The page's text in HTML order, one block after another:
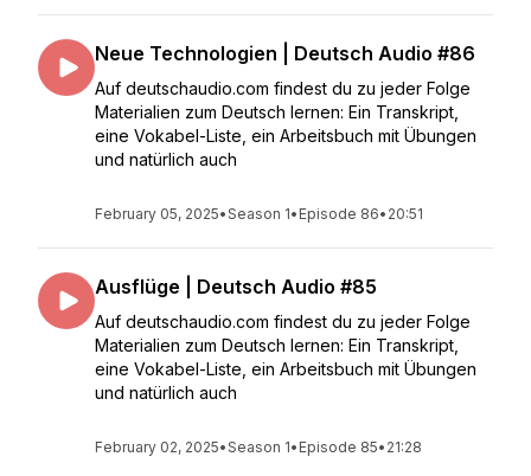
Neue Technologien | Deutsch Audio #86
Auf deutschaudio.com findest du zu jeder Folge
Materialien zum Deutsch lernen: Ein Transkript,
eine Vokabel-Liste, ein Arbeitsbuch mit Übungen
und natürlich auch
February 05, 2025•Season 1• Episode 86• 20:51
Ausflüge | Deutsch Audio #85
Auf deutschaudio.com findest du zu jeder Folge
Materialien zum Deutsch lernen: Ein Transkript,
eine Vokabel-Liste, ein Arbeitsbuch mit Übungen
und natürlich auch
February 02, 2025•Season 1• Episode 85• 21:28